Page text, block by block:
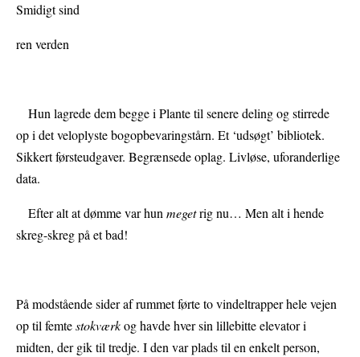
Smidigt sind
ren verden
Hun lagrede dem begge i Plante til senere deling og stirrede
op i det veloplyste bogopbevaringstårn. Et ‘udsøgt’ bibliotek.
Sikkert førsteudgaver. Begrænsede oplag. Livløse, uforanderlige
data.
Efter alt at dømme var hunmegetrig nu… Men alt i hende
skreg-skreg på et bad!
På modstående sider af rummet førte to vindeltrapper hele vejen
op til femtestokværkog havde hver sin lillebitte elevator i
midten, der gik til tredje. I den var plads til en enkelt person,